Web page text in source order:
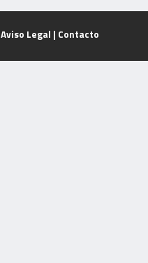
Aviso Legal | Contacto